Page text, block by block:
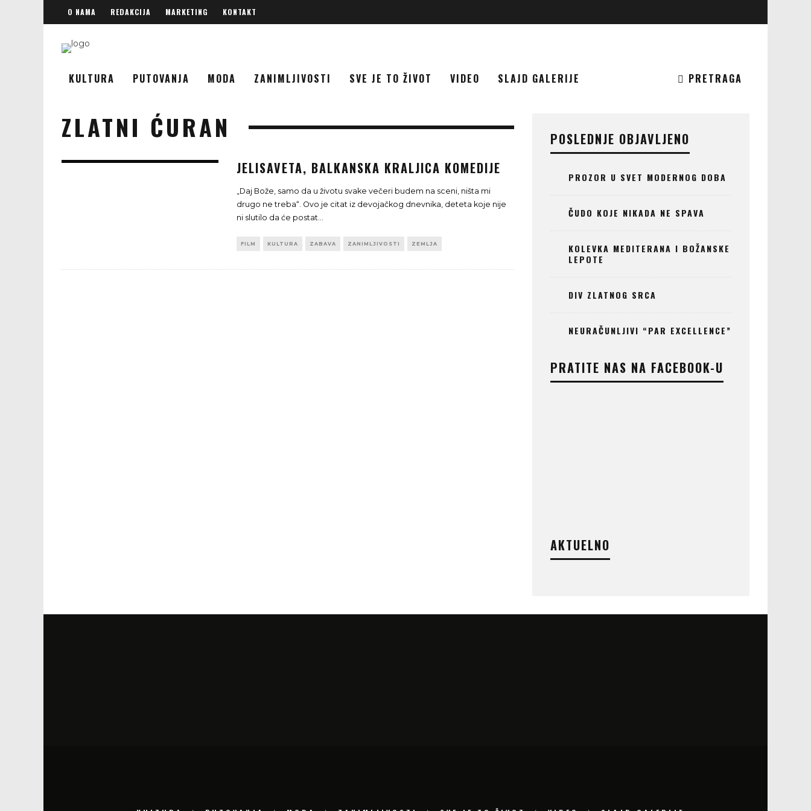
O NAMA REDAKCIJA MARKETING KONTAKT
KULTURA PUTOVANJA MODA ZANIMLJIVOSTI SVE JE TO ŽIVOT VIDEO SLAJD GALERIJE PRETRAGA
ZLATNI ĆURAN
JELISAVETA, BALKANSKA KRALJICA KOMEDIJE
„Daj Bože, samo da u životu svake večeri budem na sceni, ništa mi
drugo ne treba“. Ovo je citat iz devojačkog dnevnika, deteta koje nije
ni slutilo da će postat...
FILM KULTURA ZABAVA ZANIMLJIVOSTI ZEMLJA
POSLEDNJE OBJAVLJENO
PROZOR U SVET MODERNOG DOBA
ČUDO KOJE NIKADA NE SPAVA
KOLEVKA MEDITERANA I BOŽANSKE
LEPOTE
DIV ZLATNOG SRCA
NEURAČUNLJIVI “PAR EXCELLENCE”
PRATITE NAS NA FACEBOOK-U
AKTUELNO